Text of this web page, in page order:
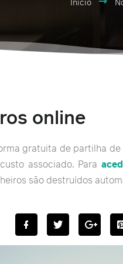
online
gratuita de partilha
associado. Para
são destruídos